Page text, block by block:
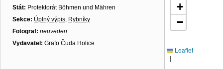
Stát: Protektorát Böhmen und Mähren
Sekce: Úplný výpis, Rybníky
Fotograf: neuveden
Vydavatel: Grafo Čuda Holice
+
−
Leaflet
|